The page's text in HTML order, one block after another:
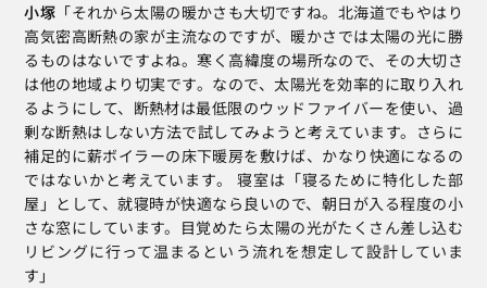
小塚 「それから太陽の暖かさも大切ですね。北海道でもやはり
高気密高断熱の家が主流なのですが、暖かさでは太陽の光に勝
るものはないですよね。寒く高緯度の場所なので、その大切さ
は他の地域より切実です。なので、太陽光を効率的に取り入れ
るようにして、断熱材は最低限のウッドファイバーを使い、過
剰な断熱はしない方法で試してみようと考えています。さらに
補足的に薪ボイラーの床下暖房を敷けば、かなり快適になるの
ではないかと考えています。 寝室は「寝るために特化した部
屋」として、就寝時が快適なら良いので、朝日が入る程度の小
さな窓にしています。目覚めたら太陽の光がたくさん差し込む
リビングに行って温まるという流れを想定して設計していま
す」